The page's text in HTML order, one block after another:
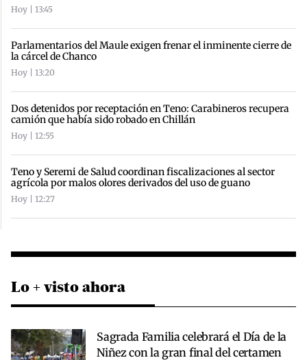
Hoy | 13:45
Parlamentarios del Maule exigen frenar el inminente cierre de
la cárcel de Chanco
Hoy | 13:20
Dos detenidos por receptación en Teno: Carabineros recupera
camión que había sido robado en Chillán
Hoy | 12:55
Teno y Seremi de Salud coordinan fiscalizaciones al sector
agrícola por malos olores derivados del uso de guano
Hoy | 12:27
Lo + visto ahora
Sagrada Familia celebrará el Día de la
Niñez con la gran final del certamen